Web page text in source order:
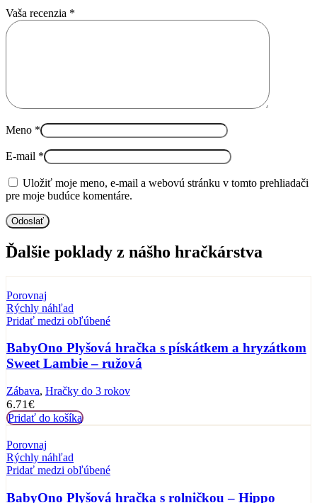
Vaša recenzia *
Meno *
E-mail *
Uložiť moje meno, e-mail a webovú stránku v tomto prehliadači
pre moje budúce komentáre.
Ďalšie poklady z nášho hračkárstva
Porovnaj
Rýchly náhľad
Pridať medzi obľúbené
BabyOno Plyšová hračka s pískátkem a hryzátkom
Sweet Lambie – ružová
Zábava, Hračky do 3 rokov
6.71€
Pridať do košíka
Porovnaj
Rýchly náhľad
Pridať medzi obľúbené
BabyOno Plyšová hračka s rolničkou – Hippo